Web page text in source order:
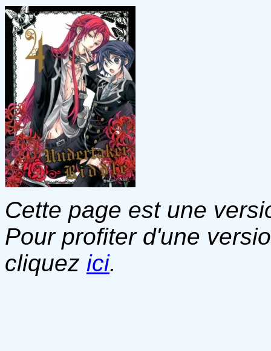
Cette page est une
Pour profiter d'une
cliquez ici.